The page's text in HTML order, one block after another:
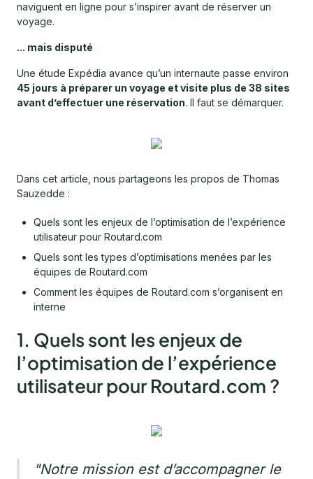
naviguent en ligne pour s’inspirer avant de réserver un
voyage.
... mais disputé
Une étude Expédia avance qu’un internaute passe environ
45 jours à préparer un voyage et visite plus de 38 sites
avant d’effectuer une réservation. Il faut se démarquer.
Dans cet article, nous partageons les propos de Thomas
Sauzedde :
Quels sont les enjeux de l’optimisation de l’expérience
utilisateur pour Routard.com
Quels sont les types d’optimisations menées par les
équipes de Routard.com
Comment les équipes de Routard.com s’organisent en
interne
1. Quels sont les enjeux de
l’optimisation de l’expérience
utilisateur pour Routard.com ?
"Notre mission est d’accompagner le